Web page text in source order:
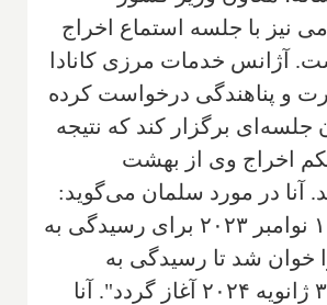
نیز با جلسه استماع اخراج
آژانس خدمات مرزی کانادا
و پناهندگی درخواست کرده
جلسه‌ای برگزار کند که نتیجه
اخراج وی از بهشت
آنا در مورد سلمان می‌گوید:
"سامانی در ۱۰ نوامبر ۲۰۲۳ برای رسیدگی به
خوان شد تا رسیدگی به
پرونده‌اش از ۳ ژانویه ۲۰۲۴ آغاز گردد". آنا